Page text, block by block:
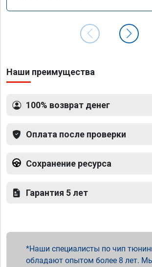
Наши преимущества
100% возврат денег
Оплата после проверки
Сохранение ресурса
Гарантия 5 лет
Наши специалисты по чип
обладают опытом более 8 лет.